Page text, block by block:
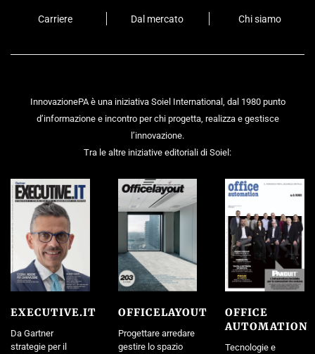
Carriere Dal mercato Chi siamo
InnovazionePA è una iniziativa Soiel International, dal 1980 punto
d’informazione e incontro per chi progetta, realizza e gestisce
l’innovazione.
Tra le altre iniziative editoriali di Soiel:
EXECUTIVE.IT
Da Gartner
strategie per il
OFFICELAYOUT
Progettare arredare
gestire lo spazio
OFFICE
AUTOMATION
Tecnologie e